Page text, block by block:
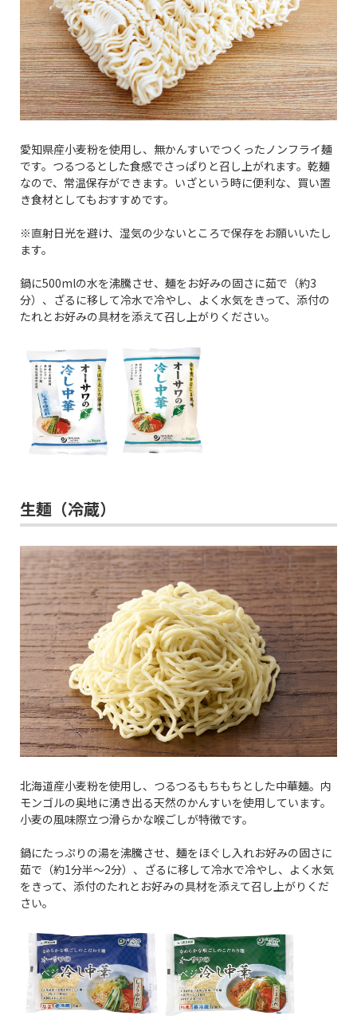
愛知県産小麦粉を使用し、無かんすいでつくったノンフライ麺
です。つるつるとした食感でさっぱりと召し上がれます。乾麺
なので、常温保存ができます。いざという時に便利な、買い置
き食材としてもおすすめです。
※直射日光を避け、湿気の少ないところで保存をお願いいたし
ます。
鍋に500mlの水を沸騰させ、麺をお好みの固さに茹で（約3
分）、ざるに移して冷水で冷やし、よく水気をきって、添付の
たれとお好みの具材を添えて召し上がりください。
生麺（冷蔵）
北海道産小麦粉を使用し、つるつるもちもちとした中華麺。内
モンゴルの奥地に湧き出る天然のかんすいを使用しています。
小麦の風味際立つ滑らかな喉ごしが特徴です。
鍋にたっぷりの湯を沸騰させ、麺をほぐし入れお好みの固さに
茹で（約1分半～2分）、ざるに移して冷水で冷やし、よく水気
をきって、添付のたれとお好みの具材を添えて召し上がりくだ
さい。